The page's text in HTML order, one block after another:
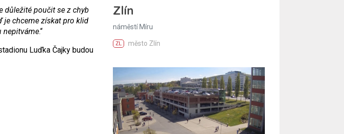
důležité poučit se z chyb
je chceme získat pro klid
nepitváme.“
Luďka Čajky budou
Zlín
náměstí Míru
ZL město Zlín